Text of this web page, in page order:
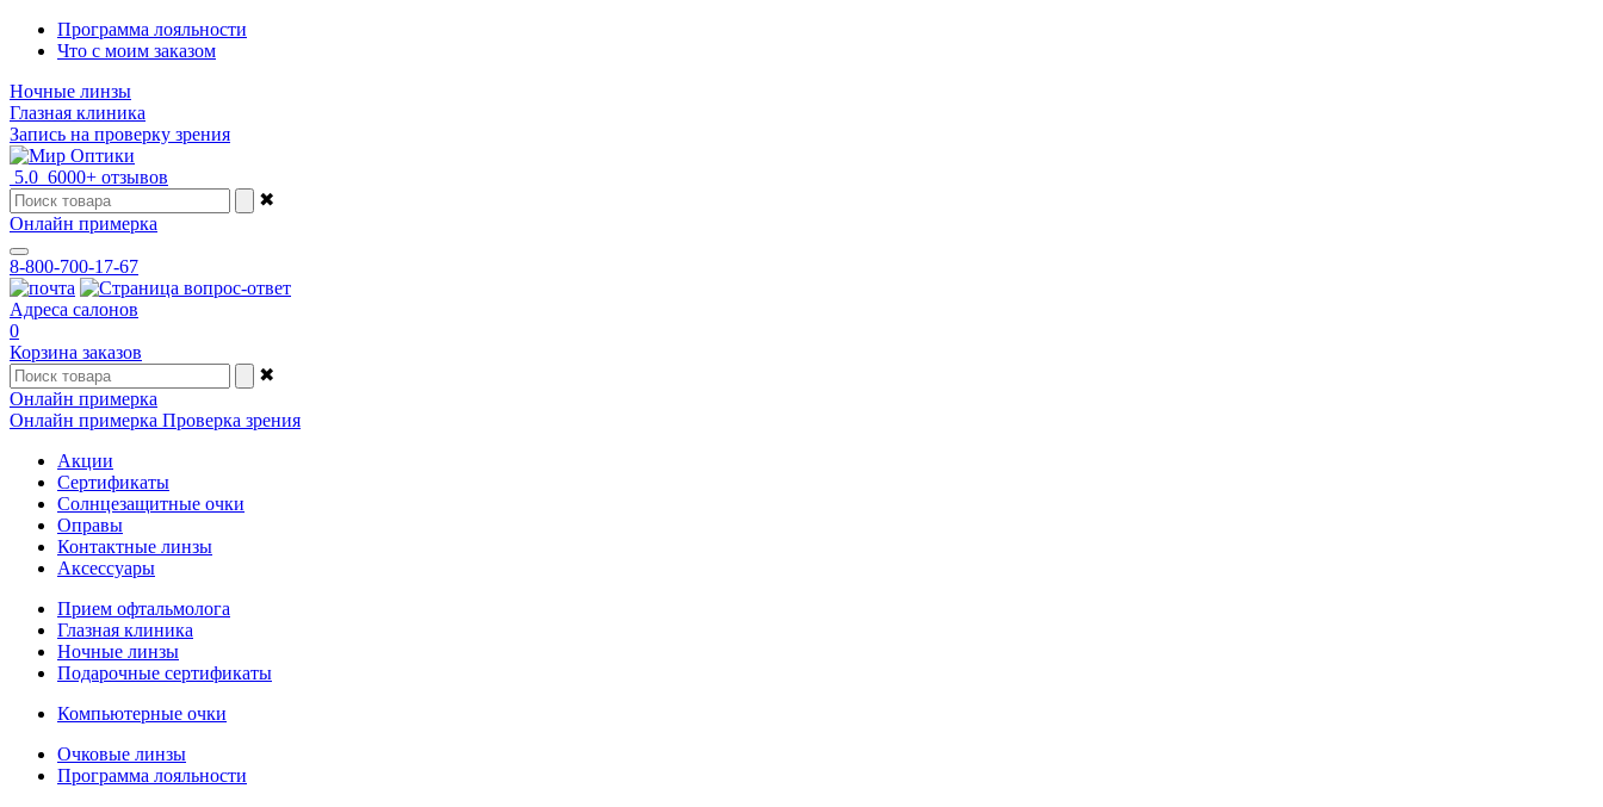
Программа лояльности
Что с моим заказом
Ночные линзы
Глазная клиника
Запись на проверку зрения
5.0 6000+ отзывов
✖
Онлайн примерка
8-800-700-17-67
Адреса салонов
0
Корзина заказов
✖
Онлайн примерка
Онлайн примерка Проверка зрения
Акции
Сертификаты
Солнцезащитные очки
Оправы
Контактные линзы
Аксессуары
Прием офтальмолога
Глазная клиника
Ночные линзы
Подарочные сертификаты
Компьютерные очки
Очковые линзы
Программа лояльности